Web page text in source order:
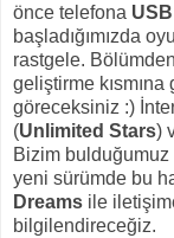
önce telefona
başladığımızda
rastgele. Bölümden
geliştirme
göreceksiniz :)
(Unlimited Stars)
Bizim bulduğumuz
yeni sürümde bu
Dreams ile
bilgilendireceğiz.